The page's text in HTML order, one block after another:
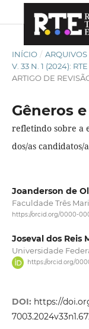
INÍCIO / ARQUIVOS
V. 33 N. 1 (2024):
ARTIGO DE
Gêneros
refletindo sobre a
dos/as candidatos/
Joanderson de
Faculdade Três
https://orcid.org/0000-
Joseval dos Reis
Universidade
https://orcid.org/
DOI: https://